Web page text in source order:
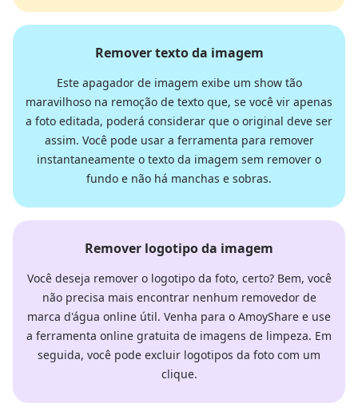
Remover texto da imagem
Este apagador de imagem exibe um show tão
maravilhoso na remoção de texto que, se você vir apenas
a foto editada, poderá considerar que o original deve ser
assim. Você pode usar a ferramenta para remover
instantaneamente o texto da imagem sem remover o
fundo e não há manchas e sobras.
Remover logotipo da imagem
Você deseja remover o logotipo da foto, certo? Bem, você
não precisa mais encontrar nenhum removedor de
marca d'água online útil. Venha para o AmoyShare e use
a ferramenta online gratuita de imagens de limpeza. Em
seguida, você pode excluir logotipos da foto com um
clique.